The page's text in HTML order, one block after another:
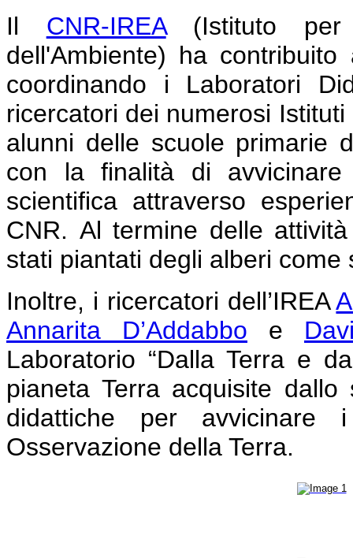
Il CNR-IREA(Istituto per il
dell'Ambiente) ha
coordinando i Laboratori
ricercatori dei numerosi
alunni delle scuole primarie
con la finalità di
scientifica attraverso
CNR. Al termine delle
stati piantati degli alberi
Inoltre, i ricercatori dell’IREA
Annarita D’Addabbo e
Laboratorio “Dalla Terra e
pianeta Terra acquisite
didattiche per
Osservazione della Terra.